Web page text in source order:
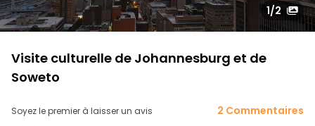
1/2
Visite culturelle de Johannesburg et de
Soweto
Soyez le premier à laisser un avis 2 Commentaires